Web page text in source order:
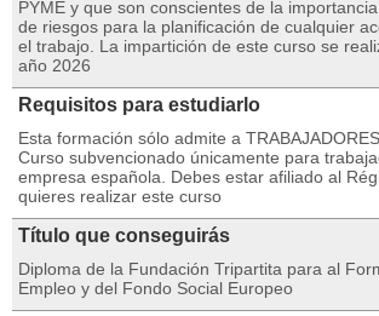
PYME y que son conscientes de la
de riesgos para la planificación de cualquier
el trabajo. La impartición de este curso se
año 2026
Requisitos para estudiarlo
Esta formación sólo admite a
Curso subvencionado únicamente para
empresa española. Debes estar afiliado al
quieres realizar este curso
Título que conseguirás
Diploma de la Fundación Tripartita para al
Empleo y del Fondo Social Europeo